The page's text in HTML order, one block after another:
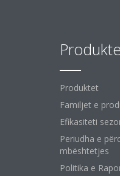
Produktet
Familjet e
Efikasiteti
Periudha e
mbështetjes
Politika e